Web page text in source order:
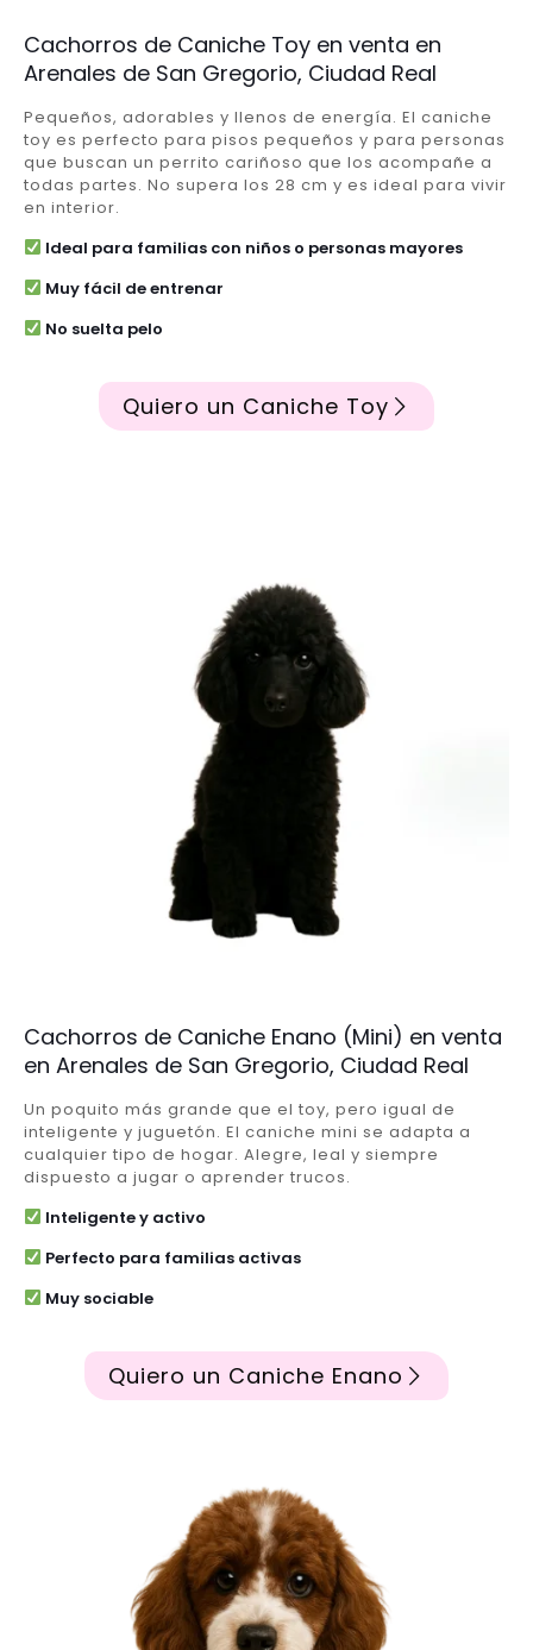
Cachorros de Caniche Toy en venta en
Arenales de San Gregorio, Ciudad Real
Pequeños, adorables y llenos de energía. El caniche
toy es perfecto para pisos pequeños y para personas
que buscan un perrito cariñoso que los acompañe a
todas partes. No supera los 28 cm y es ideal para vivir
en interior.
Ideal para familias con niños o personas mayores
Muy fácil de entrenar
No suelta pelo
Quiero un Caniche Toy
Cachorros de Caniche Enano (Mini) en venta
en Arenales de San Gregorio, Ciudad Real
Un poquito más grande que el toy, pero igual de
inteligente y juguetón. El caniche mini se adapta a
cualquier tipo de hogar. Alegre, leal y siempre
dispuesto a jugar o aprender trucos.
Inteligente y activo
Perfecto para familias activas
Muy sociable
Quiero un Caniche Enano